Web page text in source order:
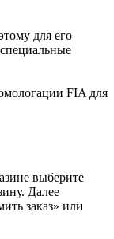
для его
FIA для
выберите
Далее
заказ» или